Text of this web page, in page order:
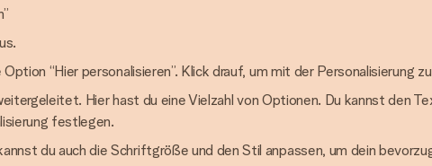
“Hier personalisieren”. Klick drauf, um mit der Personalisierung
Hier hast du eine Vielzahl von Optionen. Du kannst den
festlegen.
du auch die Schriftgröße und den Stil anpassen, um dein